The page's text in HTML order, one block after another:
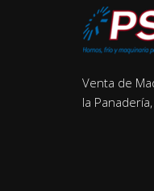
Venta de
la